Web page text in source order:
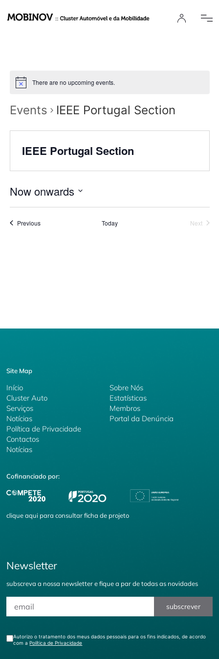
There are no upcoming events.
Events IEEE Portugal Section
IEEE Portugal Section
Now onwards
date.
PreviousEvents Today Next
Site Map
Início
Cluster Auto
Serviços
Sobre Nós
Estatísticas
Membros
Notícias
Política de Privacidade
Portal da Denúncia
Contactos
Notícias
Cofinanciado por:
cliqueaqui para consultar ficha de projeto
Newsletter
subscreva a nossa newsletter e fique a par de todas as novidades
subscrever
Autorizo o tratamento dos meus dados pessoais para os fins indicados, de acordo
com aPolítica de Privacidade